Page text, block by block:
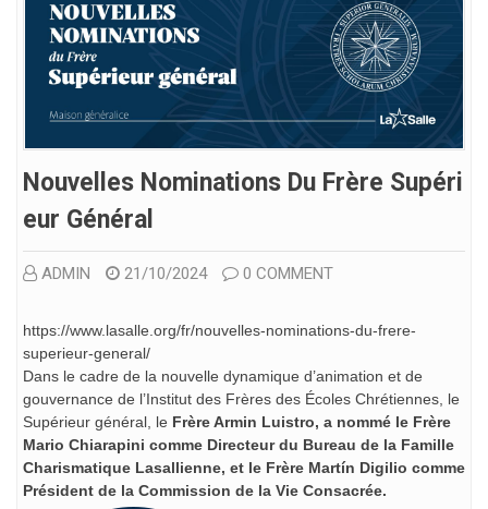
Nouvelles Nominations Du Frère Supéri
Eur Général
ADMIN 21/10/2024 0 COMMENT
https://www.lasalle.org/fr/nouvelles-nominations-du-frere-
superieur-general/
Dans le cadre de la nouvelle dynamique d’animation et de
gouvernance de l’Institut des Frères des Écoles Chrétiennes, le
Supérieur général, le Frère Armin Luistro, a nommé le Frère
Mario Chiarapini comme Directeur du Bureau de la Famille
Charismatique Lasallienne, et le Frère Martín Digilio comme
Président de la Commission de la Vie Consacrée.